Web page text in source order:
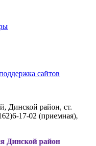
сайтов
Динской район, ст.
17-02 (приемная),
район